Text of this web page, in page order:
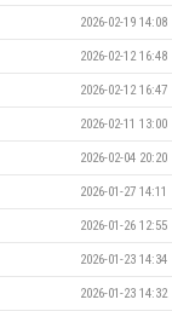
2026-02-19 14:08
2026-02-12 16:48
2026-02-12 16:47
2026-02-11 13:00
2026-02-04 20:20
2026-01-27 14:11
2026-01-26 12:55
2026-01-23 14:34
2026-01-23 14:32